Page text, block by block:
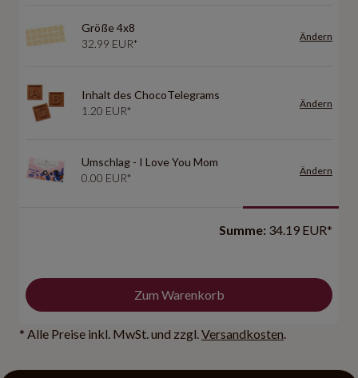
Größe 4x8
32.99 EUR*
Ändern
Inhalt des ChocoTelegrams
1.20 EUR*
Ändern
Umschlag - I Love You Mom
0.00 EUR*
Ändern
Summe: 34.19 EUR*
Zum Warenkorb
* Alle Preise inkl. MwSt. und zzgl.Versandkosten.